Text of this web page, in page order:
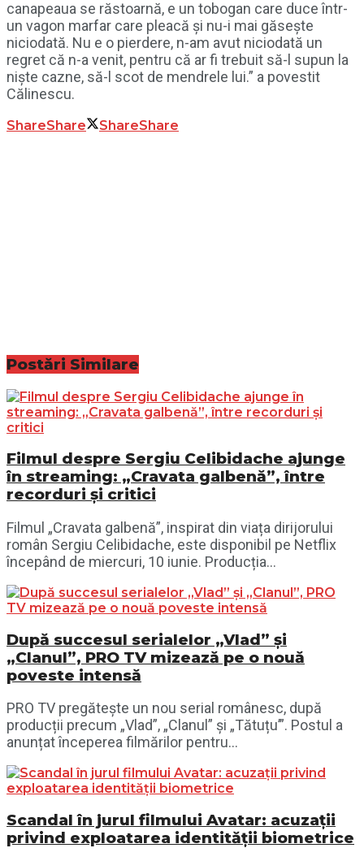
canapeaua se răstoarnă, e un tobogan care duce într-
un vagon marfar care pleacă și nu-i mai găsește
niciodată. Nu e o pierdere, n-am avut niciodată un
regret că n-a venit, pentru că ar fi trebuit să-l supun la
niște cazne, să-l scot de mendrele lui.” a povestit
Călinescu.
ShareShare ShareShare
Postări Similare
Filmul despre Sergiu Celibidache ajunge
în streaming: „Cravata galbenă”, între
recorduri și critici
Filmul „Cravata galbenă”, inspirat din viața dirijorului
român Sergiu Celibidache, este disponibil pe Netflix
începând de miercuri, 10 iunie. Producția...
După succesul serialelor „Vlad” și
„Clanul”, PRO TV mizează pe o nouă
poveste intensă
PRO TV pregătește un nou serial românesc, după
producții precum „Vlad”, „Clanul” și „Tătuțu’”. Postul a
anunțat începerea filmărilor pentru...
Scandal în jurul filmului Avatar: acuzații
privind exploatarea identității biometrice